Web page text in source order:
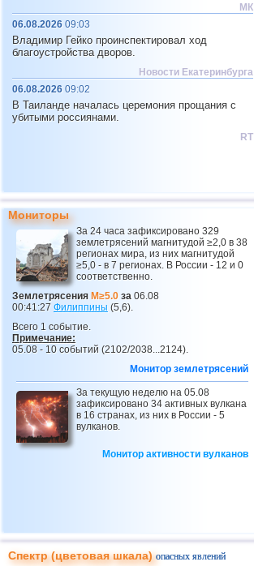
15 Гондурас
16 Италия 3,3...4,3
3,6...4,3
18 Иран
19 Индийский океан (юг)
8
23 Перу
Коста-Рика 3,1...4,0 9
25 Таджикистан 4,0 1
26 Чили
27 Аргентина
28 Эквадор
30 Карибское море 3,8 1
31 Греция 3,0...3,7 7
32 ДР
о.Шпицберген и Ян-Майен 3,7 1
37 Венесуэла 3,5
МК
06.08.2026 09:03
Владимир Гейко проинспектировал ход
благоустройства дворов.
Новости Екатеринбурга
06.08.2026 09:02
В Таиланде началась церемония прощания с
убитыми россиянами.
RT
Мониторы
За 24 часа зафиксировано 329
землетрясений магнитудой ≥2,0 в 38
регионах мира, из них магнитудой
≥5,0 - в 7 регионах. В России - 12 и 0
соответственно.
Землетрясения M≥5.0 за 06.08
00:41:27 Филиппины (5,6).
Всего 1 событие.
Примечание:
05.08 - 10 событий (2102/2038...2124).
Монитор землетрясений
За текущую неделю на 05.08
зафиксировано 34 активных вулкана
в 16 странах, из них в России - 5
вулканов.
Монитор активности вулканов
Спектр (цветовая шкала)опасных явлений